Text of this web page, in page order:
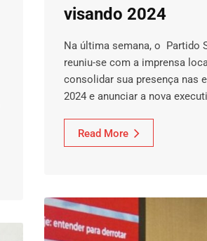
visando 2024
Na última semana, o Partido
reuniu-se com a imprensa
consolidar sua presença nas
2024 e anunciar a nova
Read More